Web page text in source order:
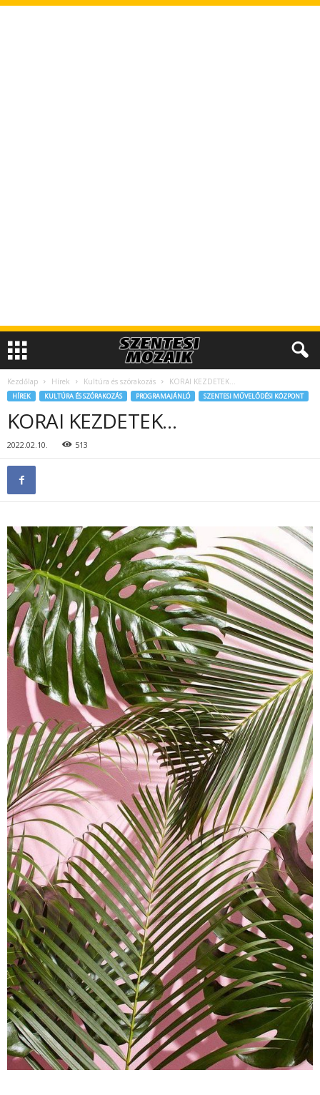
Kezdőlap Hírek Kultúra és szórakozás KORAI KEZDETEK…
HÍREK KULTÚRA ÉS SZÓRAKOZÁS PROGRAMAJÁNLÓ SZENTESI MŰVELŐDÉSI KÖZPONT
KORAI KEZDETEK…
2022.02.10. 513